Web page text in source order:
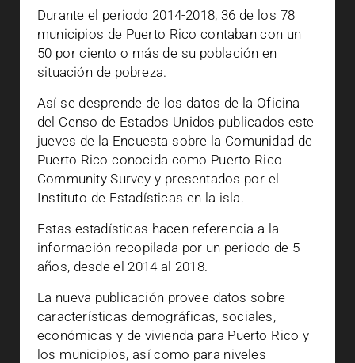
Durante el periodo 2014-2018, 36 de los 78
municipios de Puerto Rico contaban con un
50 por ciento o más de su población en
situación de pobreza.
Así se desprende de los datos de la Oficina
del Censo de Estados Unidos publicados este
jueves de la Encuesta sobre la Comunidad de
Puerto Rico conocida como Puerto Rico
Community Survey y presentados por el
Instituto de Estadísticas en la isla.
Estas estadísticas hacen referencia a la
información recopilada por un periodo de 5
años, desde el 2014 al 2018.
La nueva publicación provee datos sobre
características demográficas, sociales,
económicas y de vivienda para Puerto Rico y
los municipios, así como para niveles